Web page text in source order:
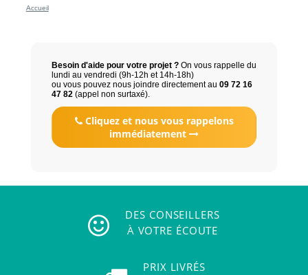
Accueil
Besoin d'aide pour votre projet ? On vous rappelle du
lundi au vendredi (9h-12h et 14h-18h)
ou vous pouvez nous joindre directement au 09 72 16
47 82 (appel non surtaxé).
Cliquez et nous vous rappelons
immédiatement
DES CONSEILLERS
À VOTRE ÉCOUTE
PRIX LIVRÉS